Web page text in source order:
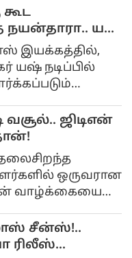
நயன்தாரா.. யஷ்
இயக்கத்தில்,
யஷ் நடிப்பில்
கியாரா
ருக்மணி
பல
இணைந்து
26-ம் தேதி
நிலையில்,
வெளியீட்டு
நேற்று
வசூல்.. ஜிடிஎன்
ஒருவரான
வாழ்க்கையை
ஜிடிஎன் (G.
சீன்ஸ்!..
ரிலீஸ்...